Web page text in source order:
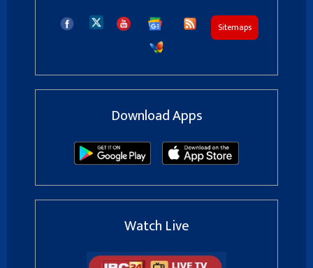
Sitemaps
Download Apps
Watch Live